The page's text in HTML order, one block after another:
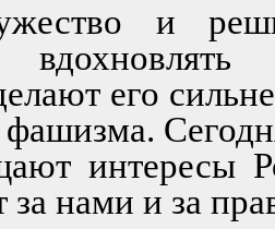
и
его
интересы
за нами и за